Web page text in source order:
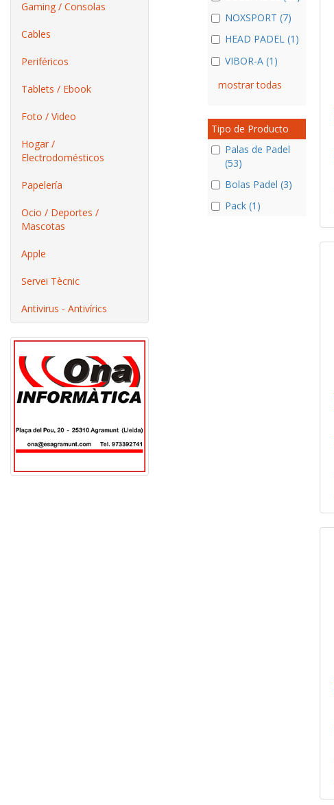
Gaming / Consolas
Cables
Periféricos
Tablets / Ebook
Foto / Video
Hogar /
Electrodomésticos
Papelería
Ocio / Deportes /
Mascotas
Apple
Servei Tècnic
Antivirus - Antivírics
NOXSPORT (7)
HEAD PADEL (1)
VIBOR-A (1)
mostrar todas
Tipo de Producto
Palas de Padel
(53)
Bolas Padel (3)
Pack (1)